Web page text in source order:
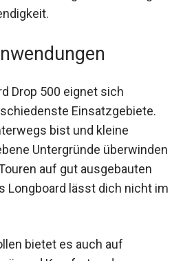
Einsatzgebiete.
bist und kleine
Untergründe
längere Touren auf gut
dieses Longboard
Komfort und